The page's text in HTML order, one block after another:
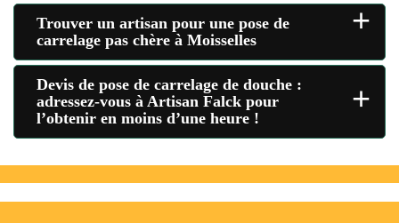
Trouver un artisan pour une pose de
carrelage pas chère à Moisselles
+
Devis de pose de carrelage de douche :
adressez-vous à Artisan Falck pour
l’obtenir en moins d’une heure !
+